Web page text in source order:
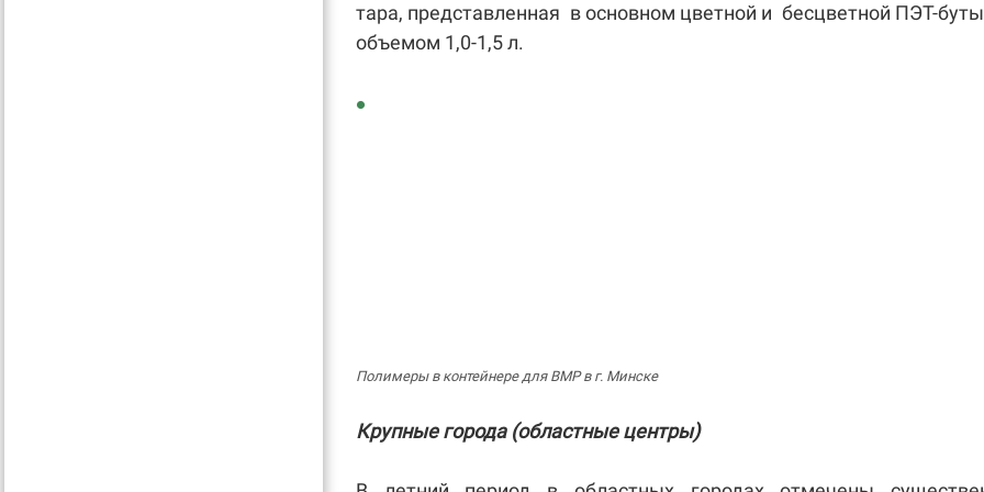
тара, представленная в основном цветной и бесцветной ПЭТ-
объемом 1,0-1,5 л.
Полимеры в контейнере для ВМР в г. Минске
Крупные города (областные центры)